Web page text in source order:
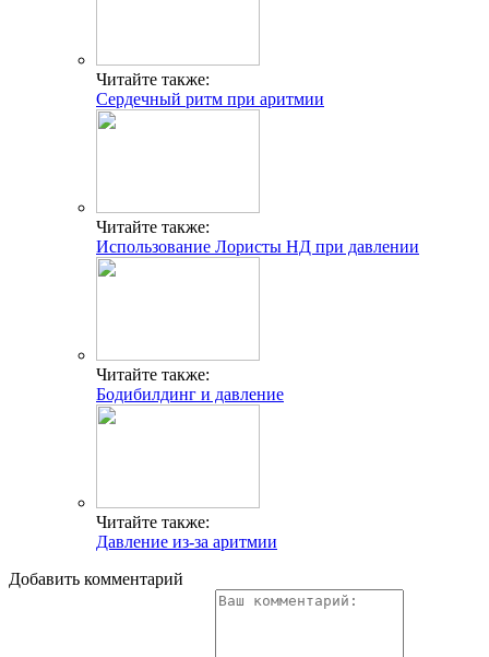
Читайте также:
Сердечный ритм при аритмии
Читайте также:
Использование Лористы НД при давлении
Читайте также:
Бодибилдинг и давление
Читайте также:
Давление из-за аритмии
Добавить комментарий